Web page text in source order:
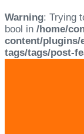
Warning: Trying
bool in /home/
content/plugins/
tags/tags/post-